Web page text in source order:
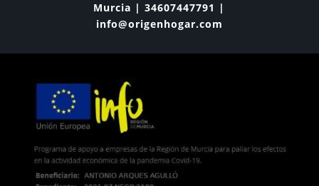
Murcia | 34607447791 |
info@origenhogar.com